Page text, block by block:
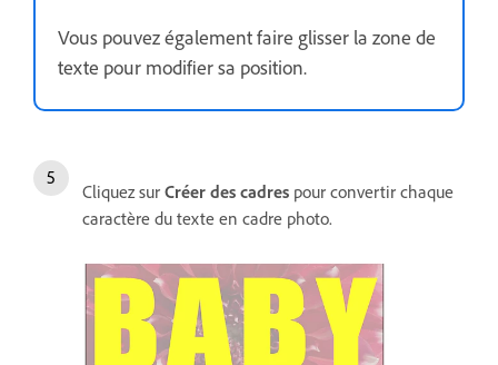
Vous pouvez également faire glisser la zone de
texte pour modifier sa position.
Cliquez sur Créer des cadres pour convertir chaque
caractère du texte en cadre photo.